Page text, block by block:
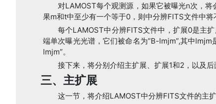
对LAMOST每个观测源，如果它被曝光n次，
果m和t中至少有一个等于0，则中分辨FITS文件中将
每个LAMOST中分辨FITS文件中，扩展0是主
端单次曝光光谱，它们被命名为“B-lmjm”,其中
lmjm”。
接下来，将分别介绍主扩展、扩展1和2，以及后
三、主扩展
这一节，将介绍LAMOST中分辨FITS文件的主